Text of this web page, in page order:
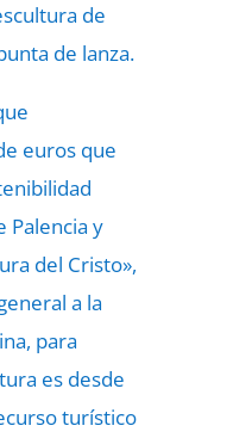
de
de lanza.
euros que
Palencia y
del Cristo»,
a la
para
es desde
turístico